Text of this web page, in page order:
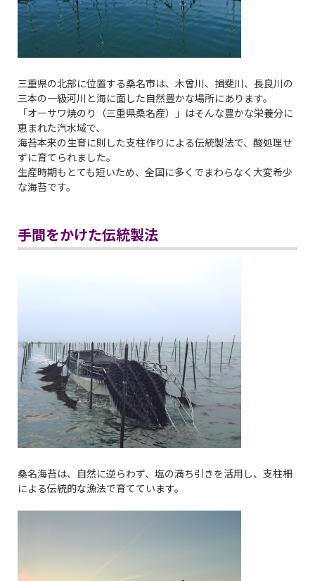
三重県の北部に位置する桑名市は、木曾川、揖斐川、長良川の
三本の一級河川と海に面した自然豊かな場所にあります。
「オーサワ焼のり（三重県桑名産）」はそんな豊かな栄養分に
恵まれた汽水域で、
海苔本来の生育に則した支柱作りによる伝統製法で、酸処理せ
ずに育てられました。
生産時期もとても短いため、全国に多くでまわらなく大変希少
な海苔です。
手間をかけた伝統製法
桑名海苔は、自然に逆らわず、塩の満ち引きを活用し、支柱柵
による伝統的な漁法で育てています。